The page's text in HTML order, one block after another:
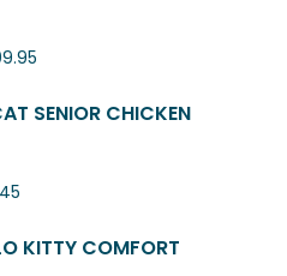
SENIOR CHICKEN
KITTY COMFORT